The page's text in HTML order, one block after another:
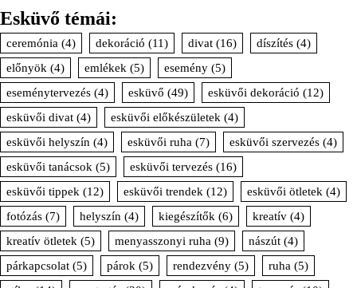
Esküvő témái:
ceremónia (4) dekoráció (11) divat (16) díszítés (4)
előnyök (4) emlékek (5) esemény (5)
eseménytervezés (4) esküvő (49) esküvői dekoráció (12)
esküvői divat (4) esküvői előkészületek (4)
esküvői helyszín (4) esküvői ruha (7) esküvői szervezés (4)
esküvői tanácsok (5) esküvői tervezés (16)
esküvői tippek (12) esküvői trendek (12) esküvői ötletek (4)
fotózás (7) helyszín (4) kiegészítők (6) kreatív (4)
kreatív ötletek (5) menyasszonyi ruha (9) nászút (4)
párkapcsolat (5) párok (5) rendezvény (5) ruha (5)